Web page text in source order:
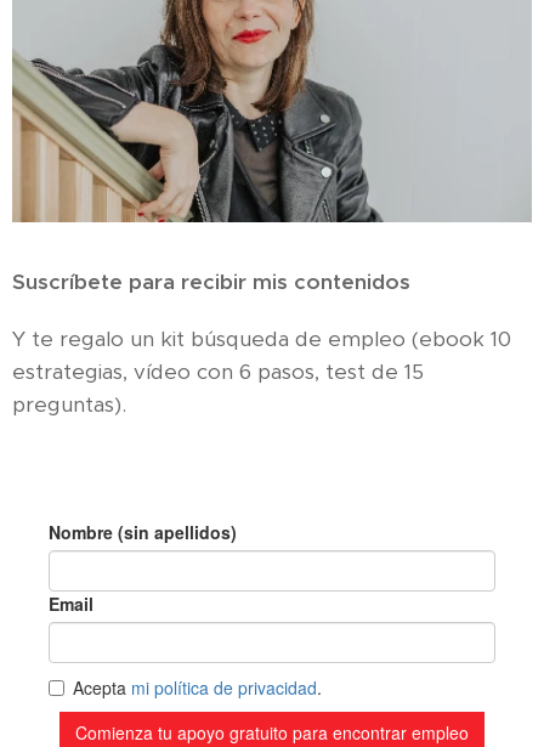
Suscríbete para recibir mis contenidos
Y te regalo un kit búsqueda de empleo (ebook 10
estrategias, vídeo con 6 pasos, test de 15
preguntas).